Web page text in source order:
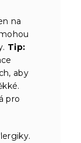
na
Tip:
aby
pro